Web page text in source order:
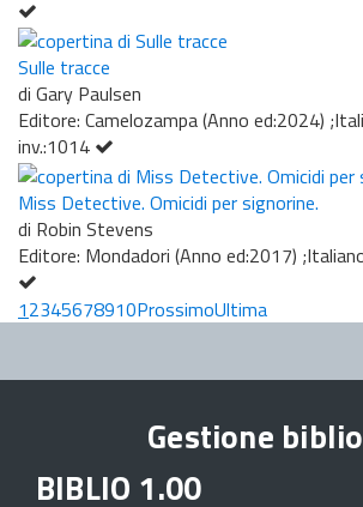
Sulle tracce
di Gary Paulsen
Editore: Camelozampa (Anno ed:2024)
inv.:1014
Miss Detective. Omicidi per signorine.
di Robin Stevens
Editore: Mondadori (Anno ed:2017)
12345678910ProssimoUltima
Gestione
BIBLIO 1.00